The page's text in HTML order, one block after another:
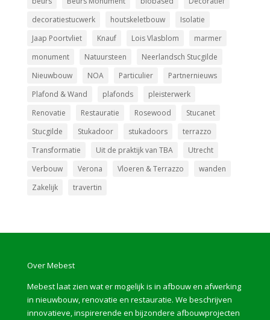
decoratiestucwerk
houtskeletbouw
Isolatie
Jaap Poortvliet
Knauf Lois Vlasblom
marmer
monument
Natuursteen
Neerlandsch Stucgilde
Nieuwbouw
NOA Particulier
Partnernieuws
Plafond & Wand
plafonds
pleisterwerk
Renovatie
Restauratie Rosewood
Stucanet
Stucgilde
Stukadoor stukadoors
terrazzo
Transformatie
Uit de praktijk van TBA
Utrecht
Verbouw
Verona Vloeren & Terrazzo
wanden
Zakelijk
­travertin
Over Mebest
Mebest laat zien wat er mogelijk is in afbouw en afwerking
in nieuwbouw, renovatie en restauratie. We beschrijven
innovatieve, inspirerende en bijzondere afbouwprojecten